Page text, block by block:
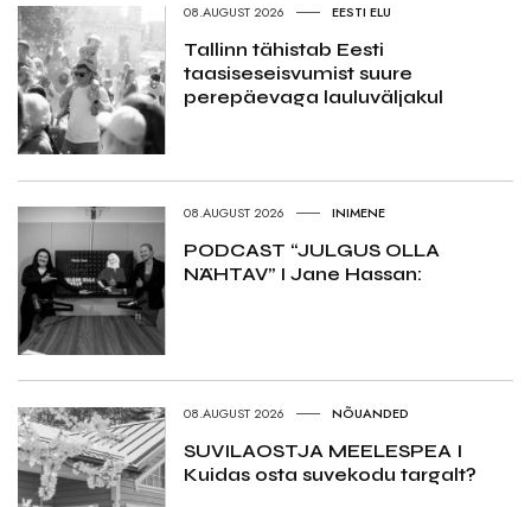
08.AUGUST 2026 EESTI ELU
Tallinn tähistab Eesti
taasiseseisvumist suure
perepäevaga lauluväljakul
08.AUGUST 2026 INIMENE
PODCAST “JULGUS OLLA
NÄHTAV” I Jane Hassan:
08.AUGUST 2026 NÕUANDED
SUVILAOSTJA MEELESPEA I
Kuidas osta suvekodu targalt?